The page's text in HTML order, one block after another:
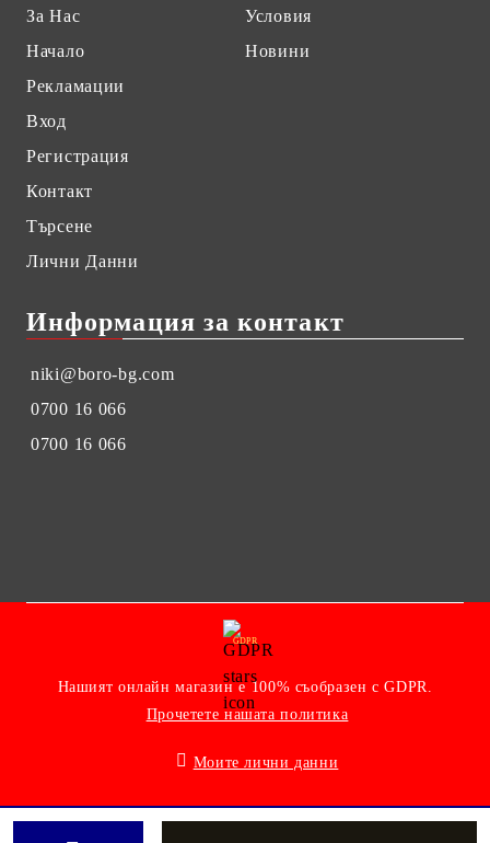
За Нас
Начало
Рекламации
Вход
Регистрация
Контакт
Търсене
Лични Данни
Условия
Новини
Информация за контакт
niki@boro-bg.com
0700 16 066
0700 16 066
GDPR
Нашият онлайн магазин е 100% съобразен с GDPR.
Прочетете нашата политика
Моите лични данни